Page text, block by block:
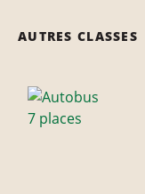
AUTRES CLASSES